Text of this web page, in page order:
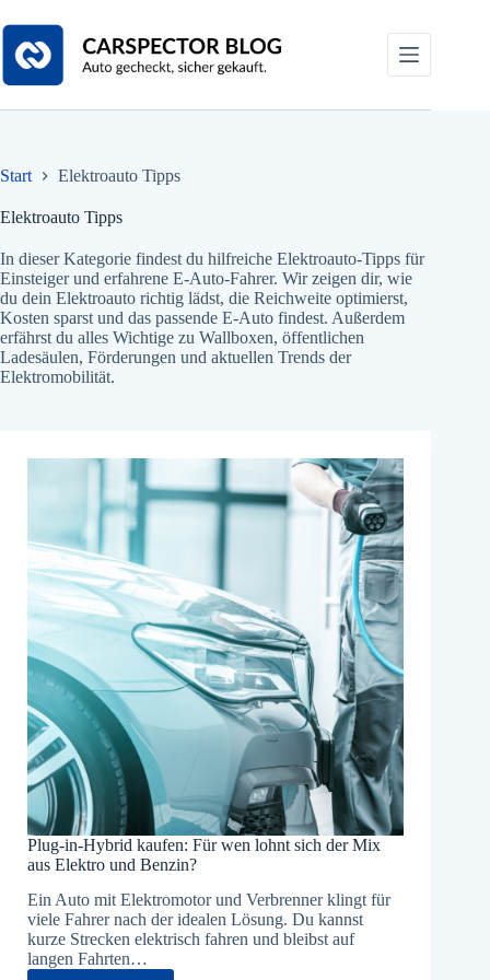
Inhalt
springen
Start Elektroauto Tipps
Elektroauto Tipps
In dieser Kategorie findest du hilfreiche Elektroauto-Tipps für
Einsteiger und erfahrene E-Auto-Fahrer. Wir zeigen dir, wie
du dein Elektroauto richtig lädst, die Reichweite optimierst,
Kosten sparst und das passende E-Auto findest. Außerdem
erfährst du alles Wichtige zu Wallboxen, öffentlichen
Ladesäulen, Förderungen und aktuellen Trends der
Elektromobilität.
Plug-in-Hybrid kaufen: Für wen lohnt sich der Mix
aus Elektro und Benzin?
Ein Auto mit Elektromotor und Verbrenner klingt für
viele Fahrer nach der idealen Lösung. Du kannst
kurze Strecken elektrisch fahren und bleibst auf
langen Fahrten…